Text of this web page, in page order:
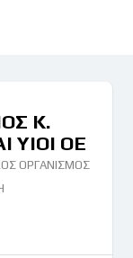
Κ.
ΥΙΟΙ ΟΕ
ΟΡΓΑΝΙΣΜΟΣ